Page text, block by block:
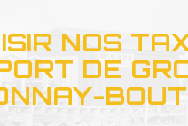
NOS
DE